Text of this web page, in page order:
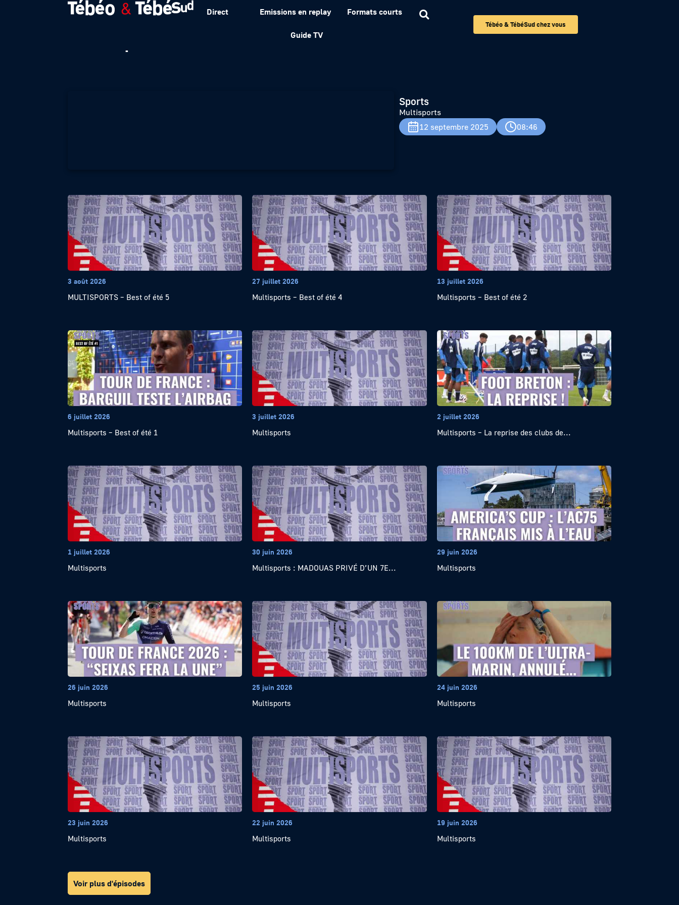
Direct Emissions en replay Formats courts
Guide TV
Tébéo & TébéSud chez vous
Sports
Multisports
12 septembre 2025
08:46
3 août 2026
MULTISPORTS – Best of été 5
27 juillet 2026
Multisports – Best of été 4
13 juillet 2026
Multisports – Best of été 2
6 juillet 2026
Multisports – Best of été 1
3 juillet 2026
Multisports
2 juillet 2026
Multisports – La reprise des clubs de...
1 juillet 2026
Multisports
30 juin 2026
Multisports : MADOUAS PRIVÉ D’UN 7E...
29 juin 2026
Multisports
26 juin 2026
Multisports
25 juin 2026
Multisports
24 juin 2026
Multisports
23 juin 2026
Multisports
22 juin 2026
Multisports
19 juin 2026
Multisports
Voir plus d'épisodes